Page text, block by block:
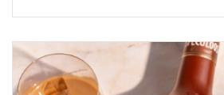
Net als het origineel is deze
geworteld in vakmanschap